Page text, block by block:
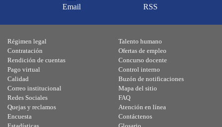
Email RSS
Régimen legal
Contratación
Rendición de cuentas
Pago virtual
Calidad
Talento humano
Ofertas de empleo
Concurso docente
Control interno
Buzón de notificaciones
Correo institucional
Redes Sociales
Quejas y reclamos
Encuesta
Mapa del sitio
FAQ
Atención en línea
Contáctenos